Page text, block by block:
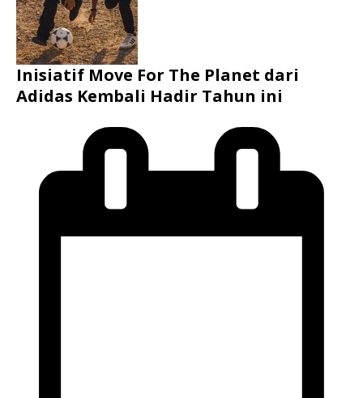
Inisiatif Move For The Planet dari
Adidas Kembali Hadir Tahun ini